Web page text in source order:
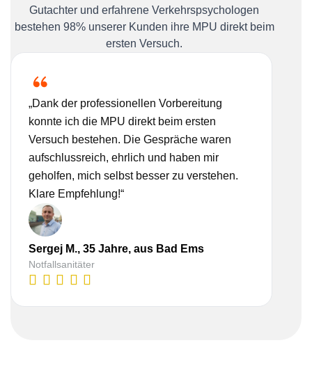
Gutachter und erfahrene Verkehrspsychologen
bestehen 98% unserer Kunden ihre MPU direkt beim
ersten Versuch.
„Dank der professionellen Vorbereitung
konnte ich die MPU direkt beim ersten
Versuch bestehen. Die Gespräche waren
aufschlussreich, ehrlich und haben mir
geholfen, mich selbst besser zu verstehen.
Klare Empfehlung!“
Sergej M., 35 Jahre, aus Bad Ems
Notfallsanitäter